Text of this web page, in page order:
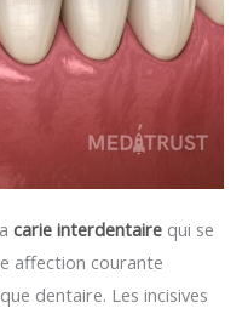
carie interdentaire qui se
affection courante
dentaire. Les incisives